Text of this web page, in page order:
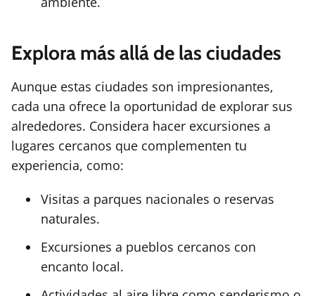
Explora más allá de las ciudades
Aunque estas ciudades son impresionantes,
cada una ofrece la oportunidad de explorar sus
alrededores. Considera hacer excursiones a
lugares cercanos que complementen tu
experiencia, como:
Visitas a parques nacionales o reservas
naturales.
Excursiones a pueblos cercanos con
encanto local.